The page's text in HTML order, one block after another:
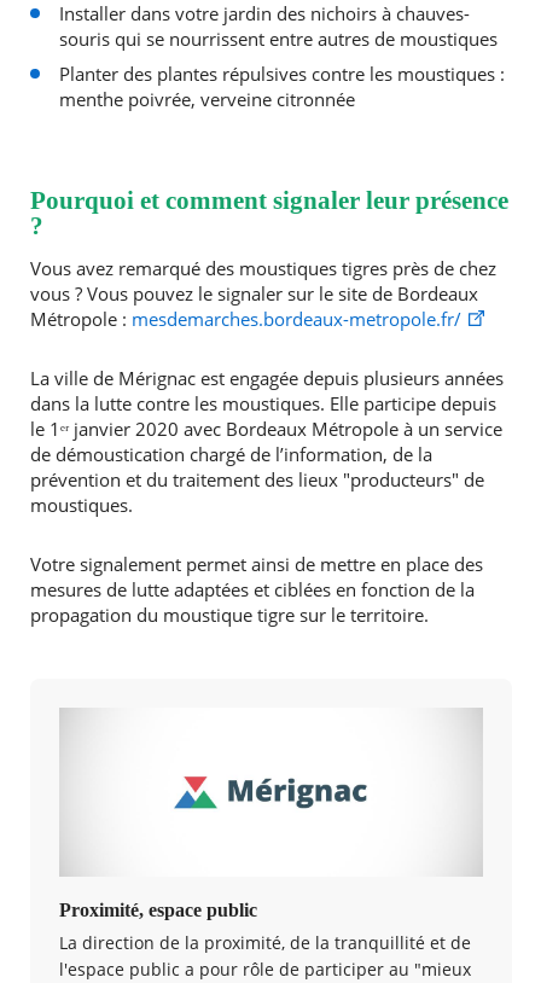
Installer dans votre jardin des nichoirs à chauves-
souris qui se nourrissent entre autres de moustiques
Planter des plantes répulsives contre les moustiques :
menthe poivrée, verveine citronnée
Pourquoi et comment signaler leur présence
?
Vous avez remarqué des moustiques tigres près de chez
vous ? Vous pouvez le signaler sur le site de Bordeaux
Métropole : mesdemarches.bordeaux-metropole.fr/
La ville de Mérignac est engagée depuis plusieurs années
dans la lutte contre les moustiques. Elle participe depuis
le 1ᵉʳ janvier 2020 avec Bordeaux Métropole à un service
de démoustication chargé de l’information, de la
prévention et du traitement des lieux "producteurs" de
moustiques.
Votre signalement permet ainsi de mettre en place des
mesures de lutte adaptées et ciblées en fonction de la
propagation du moustique tigre sur le territoire.
Proximité, espace public
La direction de la proximité, de la tranquillité et de
l'espace public a pour rôle de participer au "mieux